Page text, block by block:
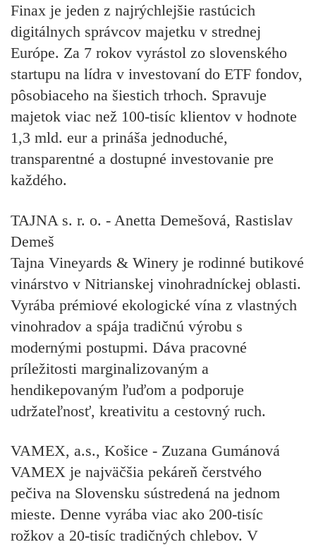
Finax je jeden z najrýchlejšie rastúcich
digitálnych správcov majetku v strednej
Európe. Za 7 rokov vyrástol zo slovenského
startupu na lídra v investovaní do ETF fondov,
pôsobiaceho na šiestich trhoch. Spravuje
majetok viac než 100-tisíc klientov v hodnote
1,3 mld. eur a prináša jednoduché,
transparentné a dostupné investovanie pre
každého.
TAJNA s. r. o. - Anetta Demešová, Rastislav
Demeš
Tajna Vineyards & Winery je rodinné butikové
vinárstvo v Nitrianskej vinohradníckej oblasti.
Vyrába prémiové ekologické vína z vlastných
vinohradov a spája tradičnú výrobu s
modernými postupmi. Dáva pracovné
príležitosti marginalizovaným a
hendikepovaným ľuďom a podporuje
udržateľnosť, kreativitu a cestovný ruch.
VAMEX, a.s., Košice - Zuzana Gumánová
VAMEX je najväčšia pekáreň čerstvého
pečiva na Slovensku sústredená na jednom
mieste. Denne vyrába viac ako 200-tisíc
rožkov a 20-tisíc tradičných chlebov. V